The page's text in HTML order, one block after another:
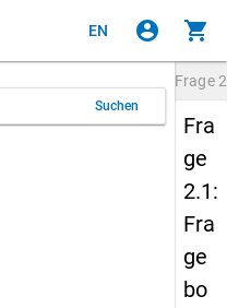
EN account_circle shopping_cart
Suchen
Frage
Fra
ge
2.1:
Fra
ge
bo